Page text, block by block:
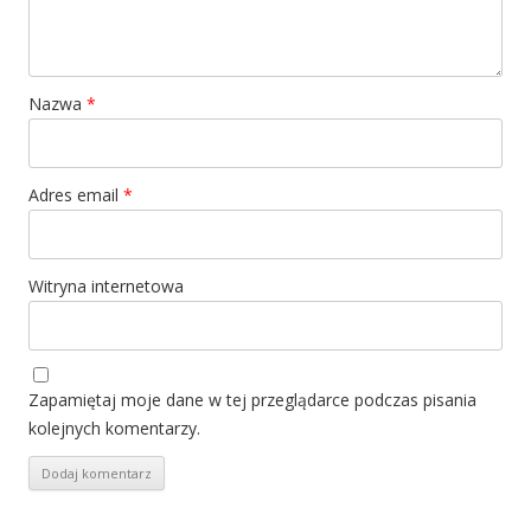
Nazwa *
Adres email *
Witryna internetowa
Zapamiętaj moje dane w tej przeglądarce podczas pisania
kolejnych komentarzy.